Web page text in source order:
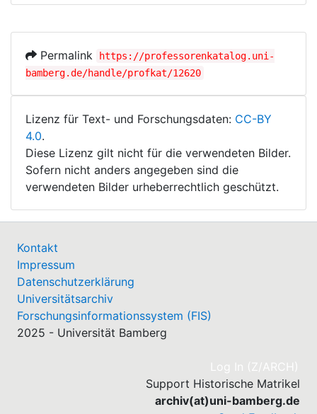
Permalink
https://professorenkatalog.uni-
bamberg.de/handle/profkat/12620
Lizenz für Text- und Forschungsdaten: CC-BY
4.0.
Diese Lizenz gilt nicht für die verwendeten Bilder.
Sofern nicht anders angegeben sind die
verwendeten Bilder urheberrechtlich geschützt.
Kontakt
Impressum
Datenschutzerklärung
Universitätsarchiv
Forschungsinformationssystem (FIS)
2025 - Universität Bamberg
Log In (Z/ARCH)
Support Historische Matrikel
archiv(at)uni-bamberg.de